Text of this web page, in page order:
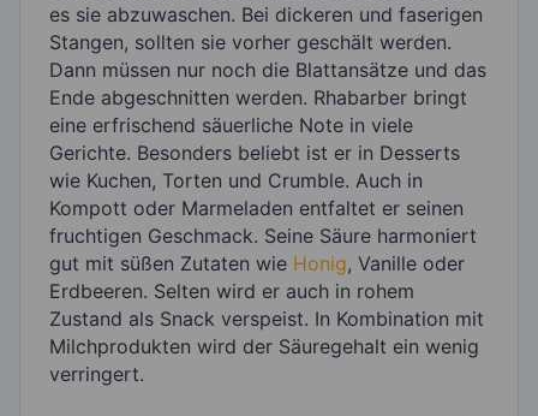
es sie abzuwaschen. Bei dickeren und faserigen
Stangen, sollten sie vorher geschält werden.
Dann müssen nur noch die Blattansätze und das
Ende abgeschnitten werden. Rhabarber bringt
eine erfrischend säuerliche Note in viele
Gerichte. Besonders beliebt ist er in Desserts
wie Kuchen, Torten und Crumble. Auch in
Kompott oder Marmeladen entfaltet er seinen
fruchtigen Geschmack. Seine Säure harmoniert
gut mit süßen Zutaten wie Honig, Vanille oder
Erdbeeren. Selten wird er auch in rohem
Zustand als Snack verspeist. In Kombination mit
Milchprodukten wird der Säuregehalt ein wenig
verringert.